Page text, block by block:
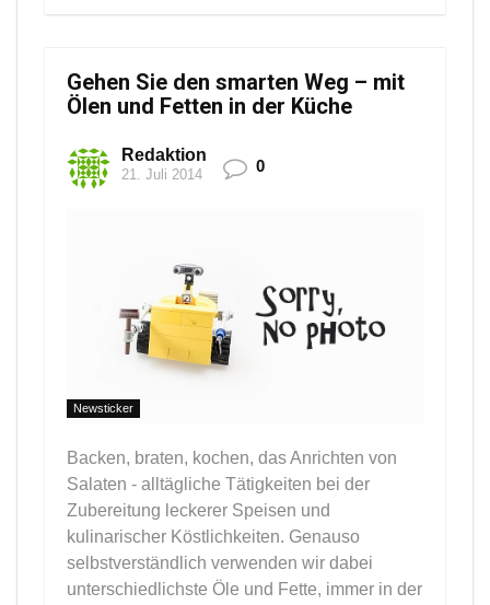
Gehen Sie den smarten Weg – mit
Ölen und Fetten in der Küche
Redaktion
21. Juli 2014 0
Newsticker
Backen, braten, kochen, das Anrichten von
Salaten - alltägliche Tätigkeiten bei der
Zubereitung leckerer Speisen und
kulinarischer Köstlichkeiten. Genauso
selbstverständlich verwenden wir dabei
unterschiedlichste Öle und Fette, immer in der